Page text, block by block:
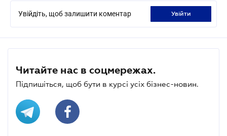
Увійдіть, щоб залишити коментар увійти
Читайте нас в соцмережах.
Підпишіться, щоб бути в курсі усіх бізнес-новин.